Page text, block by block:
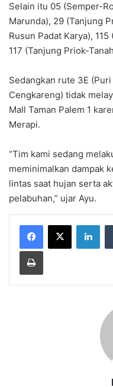
Selain itu 05 (Semper-
Marunda), 29 (Tanjung
Rusun Padat Karya),
117 (Tanjung Priok-
Sedangkan rute 3E
Cengkareng) tidak
Mall Taman Palem 1
Merapi.
“Tim kami sedang
meminimalkan dampak
lintas saat hujan serta
pelabuhan,” ujar Ayu.
Print